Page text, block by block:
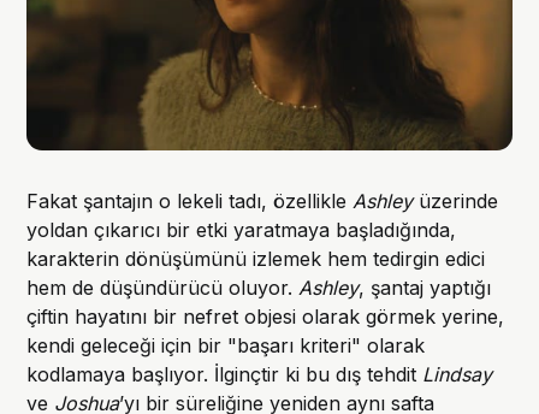
Fakat şantajın o lekeli tadı, özellikleAshleyüzerinde
yoldan çıkarıcı bir etki yaratmaya başladığında,
karakterin dönüşümünü izlemek hem tedirgin edici
hem de düşündürücü oluyor.Ashley, şantaj yaptığı
çiftin hayatını bir nefret objesi olarak görmek yerine,
kendi geleceği için bir "başarı kriteri" olarak
kodlamaya başlıyor. İlginçtir ki bu dış tehdit Lindsay
ve Joshua’yı bir süreliğine yeniden aynı safta